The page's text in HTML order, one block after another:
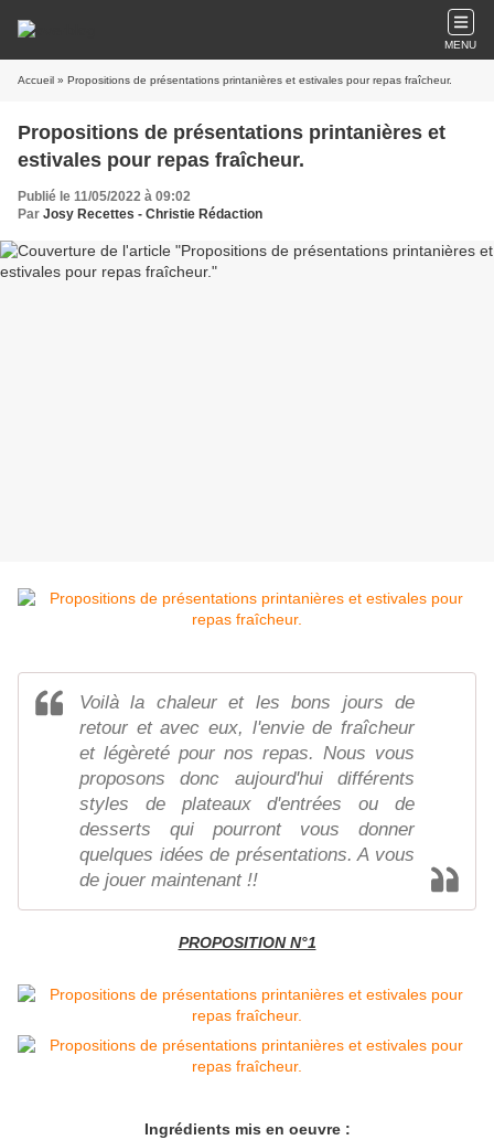
MENU
Accueil » Propositions de présentations printanières et estivales pour repas fraîcheur.
Propositions de présentations printanières et
estivales pour repas fraîcheur.
Publié le 11/05/2022 à 09:02
Par Josy Recettes - Christie Rédaction
Voilà la chaleur et les bons jours de
retour et avec eux, l'envie de fraîcheur
et légèreté pour nos repas. Nous vous
proposons donc aujourd'hui différents
styles de plateaux d'entrées ou de
desserts qui pourront vous donner
quelques idées de présentations. A vous
de jouer maintenant !!
PROPOSITION N°1
Ingrédients mis en oeuvre :